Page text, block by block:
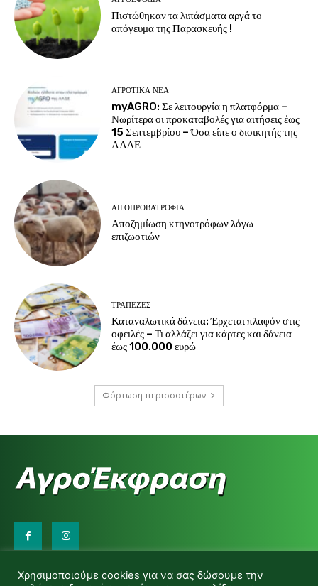
Πιστώθηκαν τα λιπάσματα αργά το
απόγευμα της Παρασκευής !
ΑΓΡΟΤΙΚΆ ΝΈΑ
myAGRO: Σε λειτουργία η πλατφόρμα –
Νωρίτερα οι προκαταβολές για αιτήσεις έως
15 Σεπτεμβρίου – Όσα είπε ο διοικητής της
ΑΑΔΕ
ΑΙΓΟΠΡΟΒΑΤΡΟΦΊΑ
Αποζημίωση κτηνοτρόφων λόγω
επιζωοτιών
ΤΡΆΠΕΖΕΣ
Καταναλωτικά δάνεια: Έρχεται πλαφόν στις
οφειλές – Τι αλλάζει για κάρτες και δάνεια
έως 100.000 ευρώ
Φόρτωση περισσοτέρων
d.makas@yahoo.gr
Χρησιμοποιούμε cookies για να σας δώσουμε την